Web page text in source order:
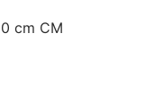
cm CM